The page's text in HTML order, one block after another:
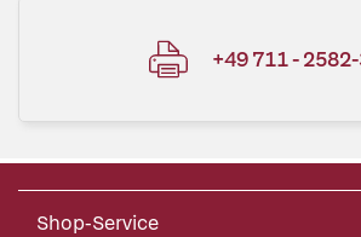
+49 711 -
Shop-Service